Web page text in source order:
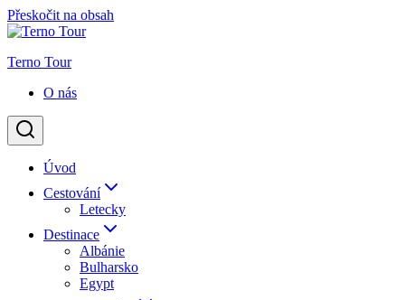
Přeskočit na obsah
Terno Tour
O nás
Úvod
Cestování
Letecky
Destinace
Albánie
Bulharsko
Egypt